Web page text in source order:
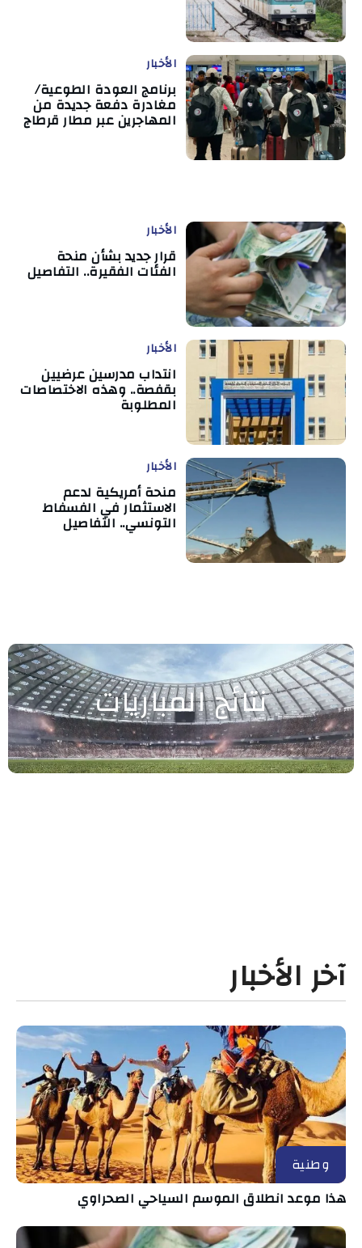
الأخبار
برنامج العودة الطوعية/
مغادرة دفعة جديدة من
المهاجرين عبر مطار قرطاج
الأخبار
قرار جديد بشأن منحة
الفئات الفقيرة.. التفاصيل
الأخبار
انتداب مدرسين عرضيين
بقفصة.. وهذه الاختصاصات
المطلوبة
الأخبار
منحة أمريكية لدعم
الاستثمار في الفسفاط
التونسي.. التفاصيل
نتائج المباريات
آخر الأخبار
وطنية
هذا موعد انطلاق الموسم السياحي الصحراوي